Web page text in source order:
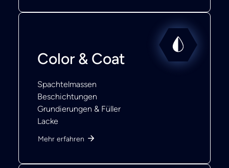
Color & Coat
Spachtelmassen
Beschichtungen
Grundierungen & Füller
Lacke
Mehr erfahren